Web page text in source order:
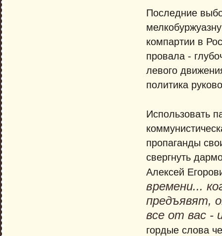
Последние
компартии в
провала -
левого
политика
Использовать
пропаганды
свергнуть
Алексей
времени...
предъявят,
все от вас -
гордые слова